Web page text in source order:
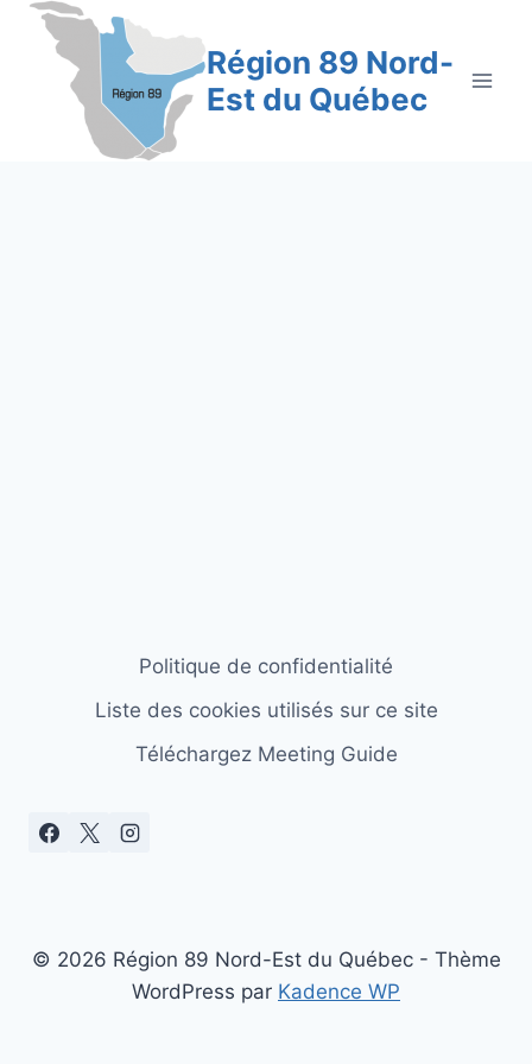
Aller
contenu
Région 89 Nord-
Est du Québec
Politique de confidentialité
Liste des cookies utilisés sur ce site
Téléchargez Meeting Guide
© 2026 Région 89 Nord-Est du Québec - Thème
WordPress par Kadence WP